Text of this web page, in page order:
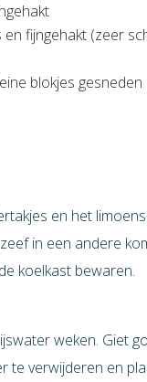
fijngehakt (zeer
blokjes gesneden
en het
in een andere
koelkast bewaren.
weken. Giet
verwijderen en